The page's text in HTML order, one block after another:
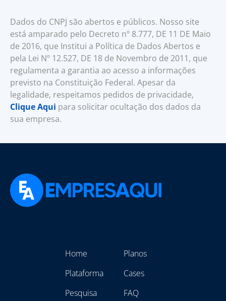
Dados do CNPJ são abertos e públicos. Nosso site
está amparado pelo Decreto nº 8.777, DE 11 DE Maio
de 2016, que Institui a Política de Dados Abertos e
pela Lei Nº 12.527, DE 18 de Novembro de 2011, que
regulamenta a garantia ao acesso a informações
previsto na Constituição Federal. Apesar da
legalidade, respeitamos pedidos de privacidade,
Clique Aqui para solicitar ocultação dos dados da
sua empresa.
Home
Plataforma
Pesquisa
Planos
Cases
FAQ